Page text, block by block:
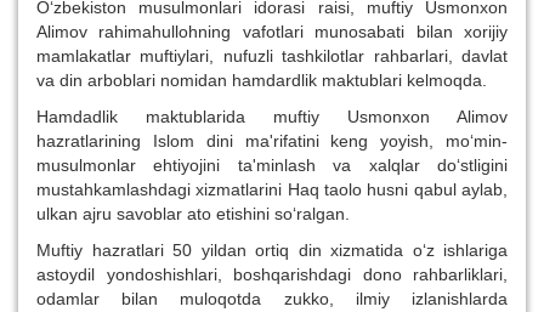
O‘zbekiston musulmonlari idorasi raisi, muftiy Usmonxon
Alimov rahimahullohning vafotlari munosabati bilan xorijiy
mamlakatlar muftiylari, nufuzli tashkilotlar rahbarlari, davlat
va din arboblari nomidan hamdardlik maktublari kelmoqda.
Hamdadlik maktublarida muftiy Usmonxon Alimov
hazratlarining Islom dini ma'rifatini keng yoyish, mo‘min-
musulmonlar ehtiyojini ta'minlash va xalqlar do‘stligini
mustahkamlashdagi xizmatlarini Haq taolo husni qabul aylab,
ulkan ajru savoblar ato etishini so‘ralgan.
Muftiy hazratlari 50 yildan ortiq din xizmatida o‘z ishlariga
astoydil yondoshishlari, boshqarishdagi dono rahbarliklari,
odamlar bilan muloqotda zukko, ilmiy izlanishlarda